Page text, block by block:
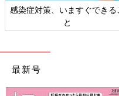
ますぐできるこ
「もしも
最新号